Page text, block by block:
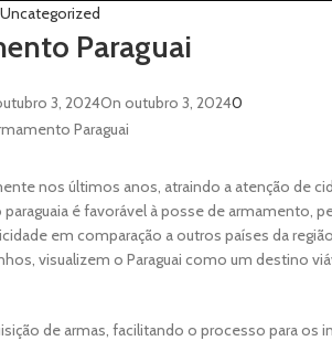
Uncategorized
Paraguai
3, 2024On outubro 3, 20240
nos últimos anos, atraindo a atenção de
é favorável à posse de armamento,
em comparação a outros países da
visualizem o Paraguai como um destino
de armas, facilitando o processo para os